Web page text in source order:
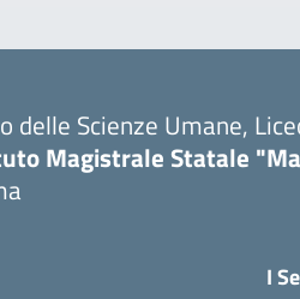
delle Scienze Umane,
Magistrale Statale
I